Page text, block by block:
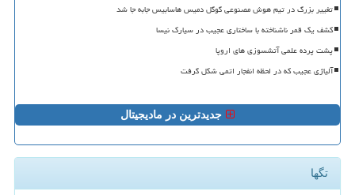
تغییر بزرگ در تیم هوش مصنوعی گوگل دمیس هاسابیس جابه جا شد
کشف یک قمر ناشناخته با ساختاری عجیب در سیارک نیسا
پشت پرده علمی آتشسوزی های اروپا
آلیاژی عجیب که در لحظه انفجار اتمی شکل گرفت
جدیدترین در مادیجیتال
تگها